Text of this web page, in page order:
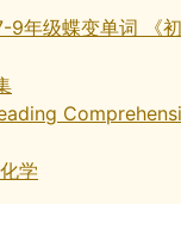
9年级蝶变单词 《
学